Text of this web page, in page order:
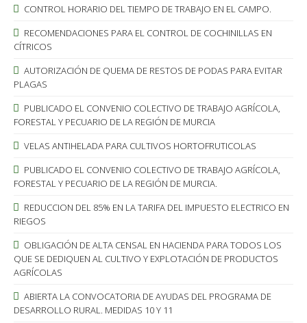
CONTROL HORARIO DEL TIEMPO DE TRABAJO EN EL CAMPO.
RECOMENDACIONES PARA EL CONTROL DE COCHINILLAS EN
CÍTRICOS
AUTORIZACIÓN DE QUEMA DE RESTOS DE PODAS PARA EVITAR
PLAGAS
PUBLICADO EL CONVENIO COLECTIVO DE TRABAJO AGRÍCOLA,
FORESTAL Y PECUARIO DE LA REGIÓN DE MURCIA
VELAS ANTIHELADA PARA CULTIVOS HORTOFRUTICOLAS
PUBLICADO EL CONVENIO COLECTIVO DE TRABAJO AGRÍCOLA,
FORESTAL Y PECUARIO DE LA REGIÓN DE MURCIA.
REDUCCION DEL 85% EN LA TARIFA DEL IMPUESTO ELECTRICO EN
RIEGOS
OBLIGACIÓN DE ALTA CENSAL EN HACIENDA PARA TODOS LOS
QUE SE DEDIQUEN AL CULTIVO Y EXPLOTACIÓN DE PRODUCTOS
AGRÍCOLAS
ABIERTA LA CONVOCATORIA DE AYUDAS DEL PROGRAMA DE
DESARROLLO RURAL. MEDIDAS 10 Y 11